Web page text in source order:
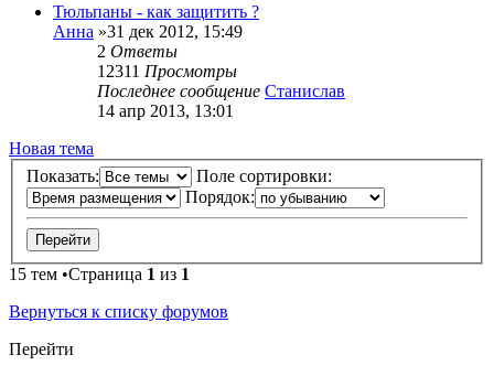
Тюльпаны - как защитить ?
Анна »31 дек 2012, 15:49
2 Ответы
12311 Просмотры
Последнее сообщение Станислав
14 апр 2013, 13:01
Новая тема
Показать:
Поле сортировки:
Порядок:
15 тем •Страница 1 из 1
Вернуться к списку форумов
Перейти